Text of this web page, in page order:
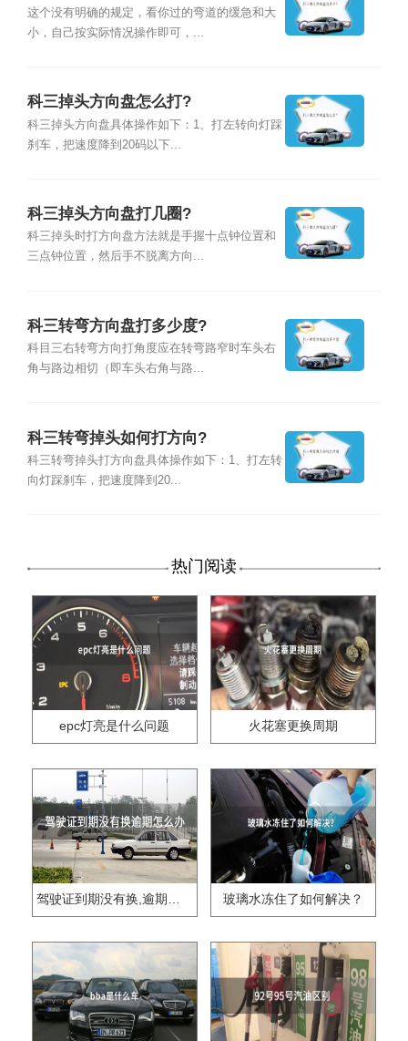
这个没有明确的规定，看你过的弯道的缓急和大
小，自己按实际情况操作即可，...
科三掉头方向盘怎么打?
科三掉头方向盘具体操作如下：1、打左转向灯踩
刹车，把速度降到20码以下...
科三掉头方向盘打几圈?
科三掉头时打方向盘方法就是手握十点钟位置和
三点钟位置，然后手不脱离方向...
科三转弯方向盘打多少度?
科目三右转弯方向打角度应在转弯路窄时车头右
角与路边相切（即车头右角与路...
科三转弯掉头如何打方向?
科三转弯掉头打方向盘具体操作如下：1、打左转
向灯踩刹车，把速度降到20...
热门阅读
epc灯亮是什么问题 火花塞更换周期
驾驶证到期没有换,逾期怎么办?? 玻璃水冻住了如何解决？